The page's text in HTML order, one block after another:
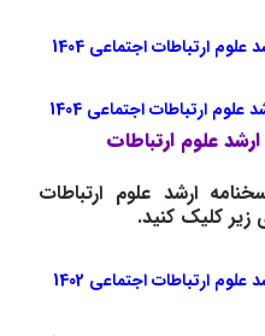
ارتباطات اجتماعی 1404
ارتباطات اجتماعی 1404
علوم ارتباطات
ارشد علوم ارتباطات
ارتباطات اجتماعی 1402